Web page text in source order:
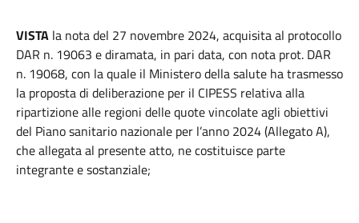
VISTA la nota del 27 novembre 2024, acquisita al protocollo
DAR n. 19063 e diramata, in pari data, con nota prot. DAR
n. 19068, con la quale il Ministero della salute ha trasmesso
la proposta di deliberazione per il CIPESS relativa alla
ripartizione alle regioni delle quote vincolate agli obiettivi
del Piano sanitario nazionale per l’anno 2024 (Allegato A),
che allegata al presente atto, ne costituisce parte
integrante e sostanziale;